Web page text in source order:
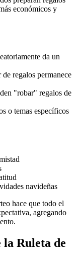
económicos y
da un
regalos permanece
"robar" regalos de
o temas específicos
navideñas
hace que todo el
agregando
la Ruleta de